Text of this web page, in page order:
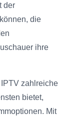
der
die
ihre
zahlreiche
bietet,
Mit